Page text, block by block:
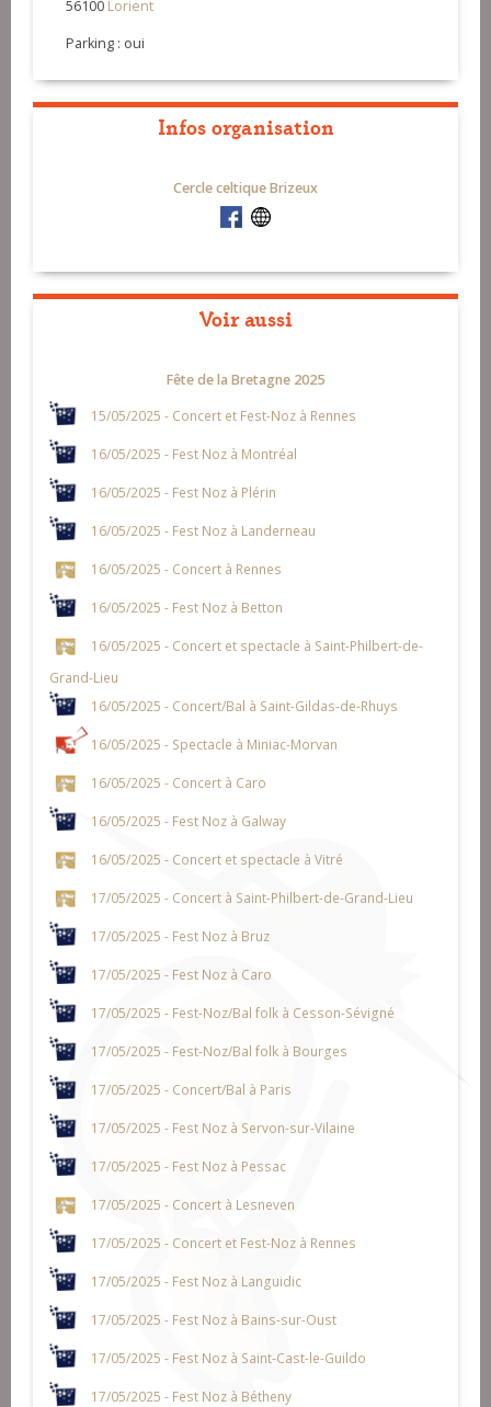
56100 Lorient
Parking : oui
Infos organisation
Cercle celtique Brizeux
Voir aussi
Fête de la Bretagne 2025
15/05/2025 - Concert et Fest-Noz à Rennes
16/05/2025 - Fest Noz à Montréal
16/05/2025 - Fest Noz à Plérin
16/05/2025 - Fest Noz à Landerneau
16/05/2025 - Concert à Rennes
16/05/2025 - Fest Noz à Betton
16/05/2025 - Concert et spectacle à Saint-Philbert-de-
Grand-Lieu
16/05/2025 - Concert/Bal à Saint-Gildas-de-Rhuys
16/05/2025 - Spectacle à Miniac-Morvan
16/05/2025 - Concert à Caro
16/05/2025 - Fest Noz à Galway
16/05/2025 - Concert et spectacle à Vitré
17/05/2025 - Concert à Saint-Philbert-de-Grand-Lieu
17/05/2025 - Fest Noz à Bruz
17/05/2025 - Fest Noz à Caro
17/05/2025 - Fest-Noz/Bal folk à Cesson-Sévigné
17/05/2025 - Fest-Noz/Bal folk à Bourges
17/05/2025 - Concert/Bal à Paris
17/05/2025 - Fest Noz à Servon-sur-Vilaine
17/05/2025 - Fest Noz à Pessac
17/05/2025 - Concert à Lesneven
17/05/2025 - Concert et Fest-Noz à Rennes
17/05/2025 - Fest Noz à Languidic
17/05/2025 - Fest Noz à Bains-sur-Oust
17/05/2025 - Fest Noz à Saint-Cast-le-Guildo
17/05/2025 - Fest Noz à Bétheny